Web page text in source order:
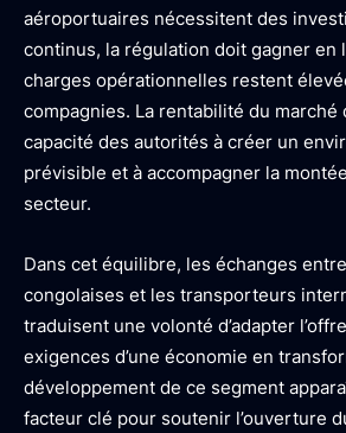
aéroportuaires nécessitent des
continus, la régulation doit gagner en
charges opérationnelles restent
compagnies. La rentabilité du marché
capacité des autorités à créer un
prévisible et à accompagner la
secteur.
Dans cet équilibre, les échanges
congolaises et les transporteurs
traduisent une volonté d’adapter
exigences d’une économie en
développement de ce segment
facteur clé pour soutenir l’ouverture